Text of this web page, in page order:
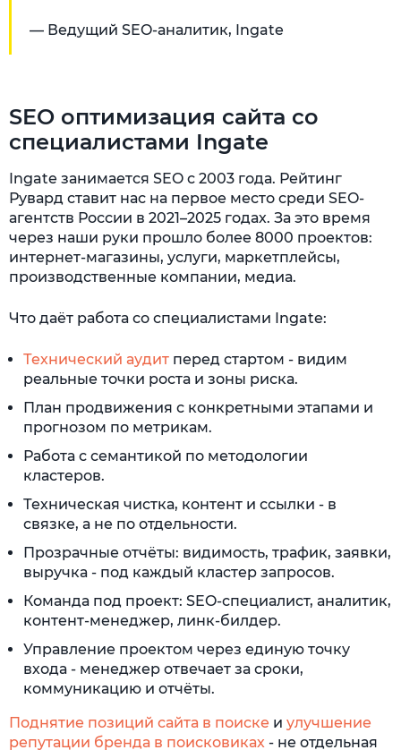
— Ведущий SEO-аналитик, Ingate
SEO оптимизация сайта со
специалистами Ingate
Ingate занимается SEO с 2003 года. Рейтинг
Рувард ставит нас на первое место среди SEO-
агентств России в 2021–2025 годах. За это время
через наши руки прошло более 8000 проектов:
интернет-магазины, услуги, маркетплейсы,
производственные компании, медиа.
Что даёт работа со специалистами Ingate:
Технический аудит перед стартом - видим
реальные точки роста и зоны риска.
План продвижения с конкретными этапами и
прогнозом по метрикам.
Работа с семантикой по методологии
кластеров.
Техническая чистка, контент и ссылки - в
связке, а не по отдельности.
Прозрачные отчёты: видимость, трафик, заявки,
выручка - под каждый кластер запросов.
Команда под проект: SEO-специалист, аналитик,
контент-менеджер, линк-билдер.
Управление проектом через единую точку
входа - менеджер отвечает за сроки,
коммуникацию и отчёты.
Поднятие позиций сайта в поиске и улучшение
репутации бренда в поисковиках - не отдельная